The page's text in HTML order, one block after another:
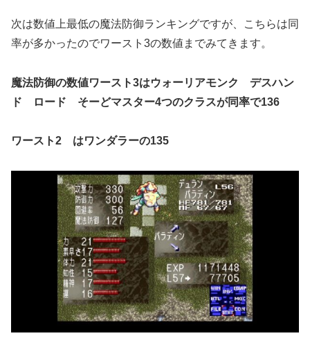
次は数値上最低の魔法防御ランキングですが、こちらは同
率が多かったのでワースト3の数値までみてきます。
魔法防御の数値ワースト3はウォーリアモンク デスハン
ド ロード そーどマスター4つのクラスが同率で136
ワースト2 はワンダラーの135